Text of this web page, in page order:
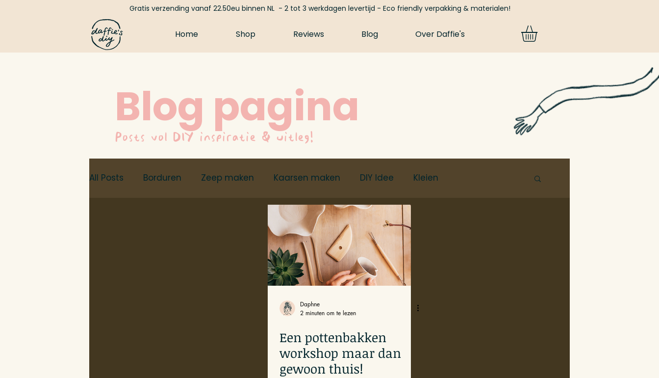
Gratis verzending vanaf 22.50eu binnen NL - 2 tot 3 werkdagen levertijd - Eco friendly verpakking & materialen!
Home Shop Reviews Blog Over Daffie's
Blog pagina
Posts vol DIY inspiratie & uitleg!
All Posts Borduren Zeep maken Kaarsen maken DIY Idee Kleien
Daphne
2 minuten om te lezen
Een pottenbakken
workshop maar dan
gewoon thuis!